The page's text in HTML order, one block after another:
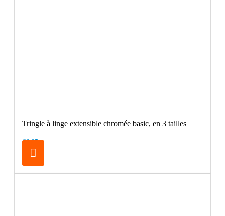
Tringle à linge extensible chromée basic, en 3 tailles
€6.95